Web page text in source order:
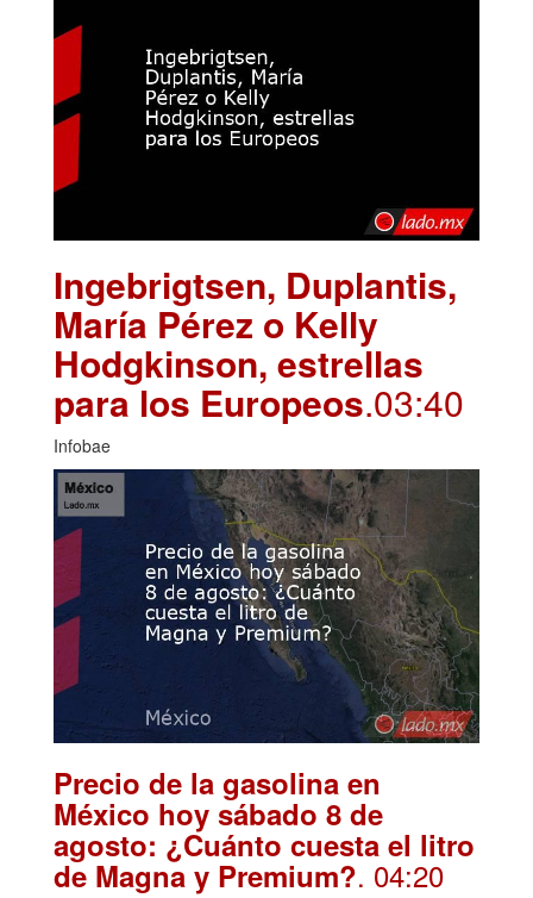
Ingebrigtsen, Duplantis,
María Pérez o Kelly
Hodgkinson, estrellas
para los Europeos.03:40
Infobae
Precio de la gasolina en
México hoy sábado 8 de
agosto: ¿Cuánto cuesta el litro
de Magna y Premium?. 04:20